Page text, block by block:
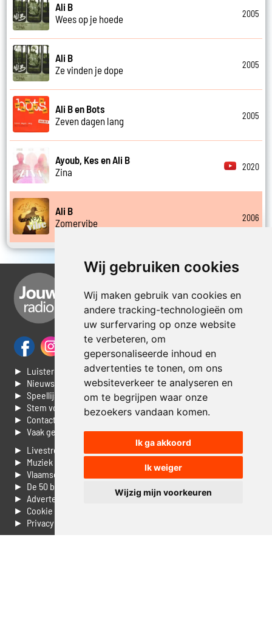
Wij gebruiken cookies
Wij maken gebruik van cookies en
andere tracking-technologieën om
uw surfervaring op onze website
te verbeteren, om
gepersonaliseerde inhoud en
advertenties te tonen, om ons
websiteverkeer te analyseren en
om te begrijpen waar onze
bezoekers vandaan komen.
Ik ga akkoord
Ik weiger
Wijzig mijn voorkeuren
Ali B
Wees op je hoede
2005
Ali B
Ze vinden je dope
2005
Ali B en Bots
Zeven dagen lang
2005
Ayoub, Kes en Ali B
Zina
2020
Ali B
Zomervibe
2006
► Luisteren naar Jouwradio
► Nieuws
► Speellijst
► Stem voor de Dag top 3
► Contacteer ons
► Vaak gestelde vragen
► Livestream informatie
► Muziek opzoeken
► Vlaamse 100 Aller tijden
► De 50 beste van...
► Adverteren op Jouwradio
► Cookie voorkeuren wijzigen
► Privacyinformatie